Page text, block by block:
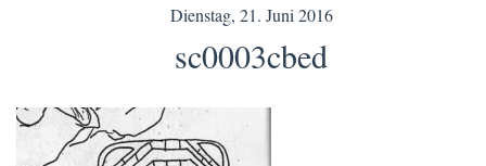
Dienstag, 21. Juni 2016
sc0003cbed